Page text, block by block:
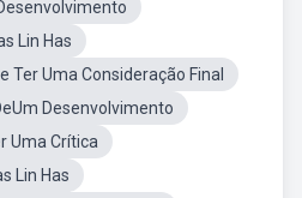
Lin Has
Ter Uma Consideração Final
Desenvolvimento
Uma Crítica
Lin Has